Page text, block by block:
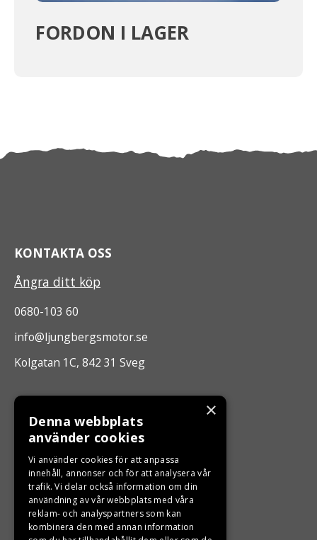
FORDON I LAGER
KONTAKTA OSS
Ångra ditt köp
0680-103 60
info@ljungbergsmotor.se
Kolgatan 1C, 842 31 Sveg
ÖPPETTIDER
Måndag - Fredag 10.00 -17.00
LJUNGBERGS MOTOR
Din BRP återförsäljare i Sveg!
×
Denna webbplats
använder cookies
Vi använder cookies för att anpassa
innehåll, annonser och för att analysera vår
trafik. Vi delar också information om din
användning av vår webbplats med våra
reklam- och analyspartners som kan
kombinera den med annan information